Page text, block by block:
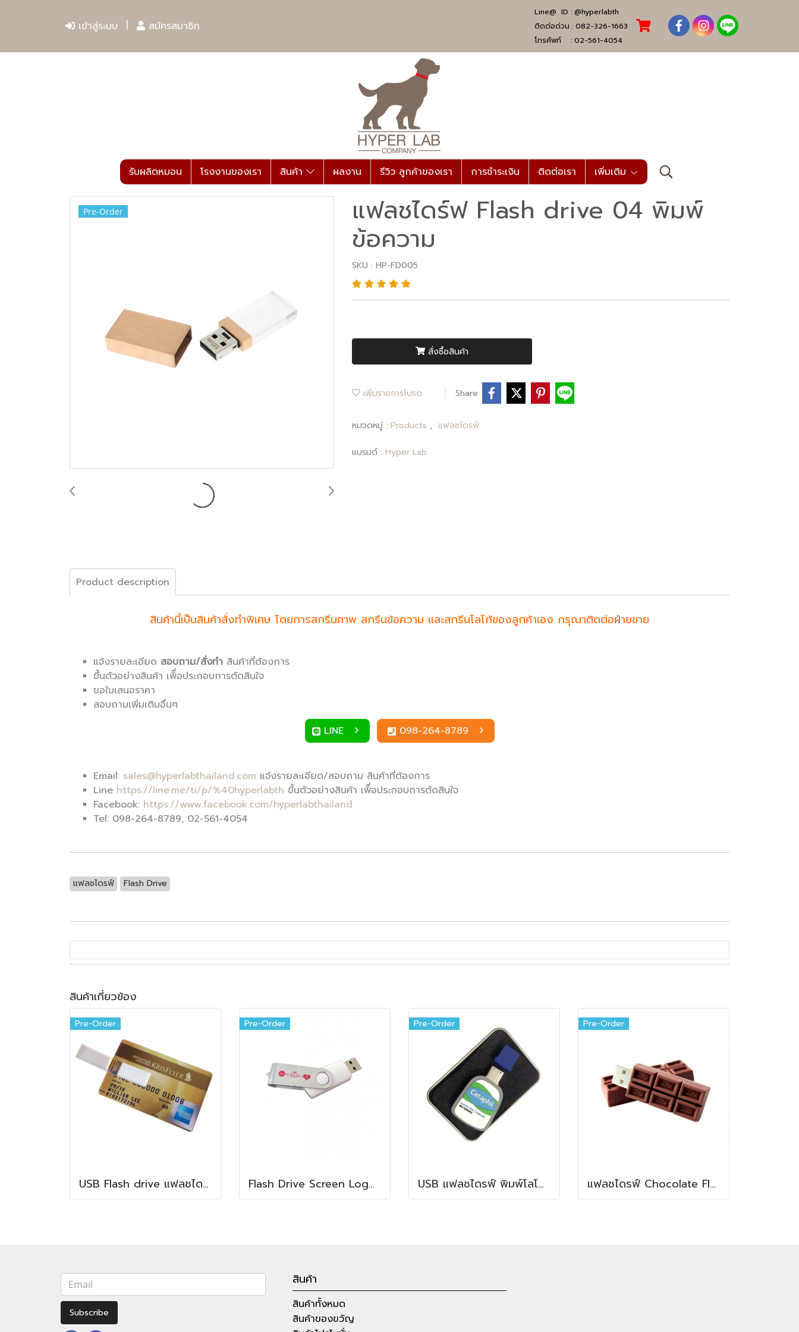
เข้าสู่ระบบ สมัครสมาชิก
Line@ ID : @hyperlabth
ติดต่อด่วน : 082-326-1663
โทรศัพท์ : 02-561-4054
รับผลิตหมอน โรงงานของเรา สินค้า ผลงาน รีวิว ลูกค้าของเรา การชำระเงิน ติดต่อเรา เพิ่มเติม
Pre-Order แฟลชไดร์ฟ Flash drive 04 พิมพ์
ข้อความ
SKU : HP-FD005
สั่งซื้อสินค้า
เพิ่มรายการโปรด Share
หมวดหมู่ : Products , แฟลชไดรฟ์
แบรนด์ : Hyper Lab
Product description
สินค้านี้เป็นสินค้าสั่งทำพิเศษ โดยการสกรีนภาพ สกรีนข้อความ และสกรีนโลโก้ของลูกค้าเอง กรุณาติดต่อฝ่ายขาย
แจ้งรายละเอียด สอบถาม/สั่งทำ สินค้าที่ต้องการ
ขึ้นตัวอย่างสินค้า เพิื่อประกอบการตัดสินใจ
ขอใบเสนอราคา
สอบถามเพิ่มเติมอื่นๆ
LINE
098-264-8789
Email: sales@hyperlabthailand.com แจ้งรายละเอียด/สอบถาม สินค้าที่ต้องการ
Line https://line.me/ti/p/%40hyperlabth ขึ้นตัวอย่างสินค้า เพิื่อประกอบการตัดสินใจ
Facebook: https://www.facebook.com/hyperlabthailand
Tel: 098-264-8789, 02-561-4054
แฟลชไดรฟ์ Flash Drive
สินค้าเกี่ยวข้อง
Pre-Order
USB Flash drive แฟลชไดรฟ์ ทรงเครดิตการ์ด
Pre-Order
Flash Drive Screen Logo บริษัทของคุณเอง
Pre-Order
USB แฟลชไดรฟ์ พิมพ์โลโก้ และข้อความ
Pre-Order
แฟลชไดรฟ์ Chocolate Flash drive พิมพ์โลโก้
Subscribe
สินค้า
สินค้าทั้งหมด
สินค้าของขวัญ